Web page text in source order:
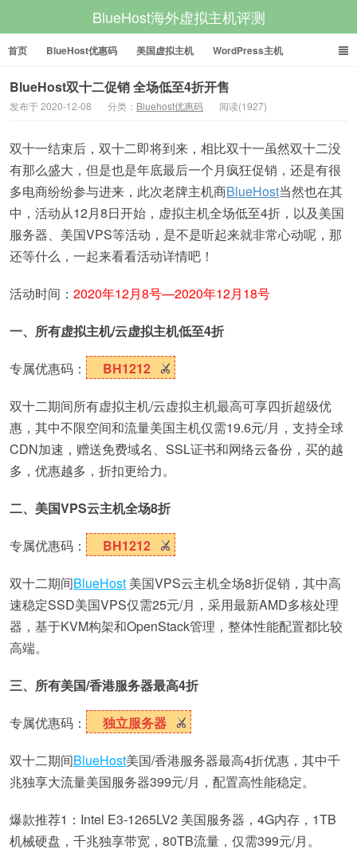
BlueHost海外虚拟主机评测
首页 BlueHost优惠码 美国虚拟主机 WordPress主机
美国VPS 美国服务器
BlueHost双十二促销 全场低至4折开售
发布于 2020-12-08 分类： Bluehost优惠码 阅读(1927)
双十一结束后，双十二即将到来，相比双十一虽然双十二没
有那么盛大，但是也是年底最后一个月疯狂促销，还是有很
多电商纷纷参与进来，此次老牌主机商BlueHost当然也在其
中，活动从12月8日开始，虚拟主机全场低至4折，以及美国
服务器、美国VPS等活动，是不是听起来就非常心动呢，那
还等什么，一起来看看活动详情吧！
活动时间： 2020年12月8号—2020年12月18号
一、所有虚拟主机/云虚拟主机低至4折
专属优惠码： BH1212
双十二期间所有虚拟主机/云虚拟主机最高可享四折超级优
惠，其中不限空间和流量美国主机仅需19.6元/月，支持全球
CDN加速，赠送免费域名、SSL证书和网络云备份，买的越
多，优惠越多，折扣更给力。
二、美国VPS云主机全场8折
专属优惠码： BH1212
双十二期间BlueHost 美国VPS云主机全场8折促销，其中高
速稳定SSD美国VPS仅需25元/月，采用最新AMD多核处理
器，基于KVM构架和OpenStack管理，整体性能配置都比较
高端。
三、所有美国/香港服务器最高4折
专属优惠码： 独立服务器
双十二期间BlueHost美国/香港服务器最高4折优惠，其中千
兆独享大流量美国服务器399元/月，配置高性能稳定。
爆款推荐1：Intel E3-1265LV2 美国服务器，4G内存，1TB
机械硬盘，千兆独享带宽，80TB流量，仅需399元/月。